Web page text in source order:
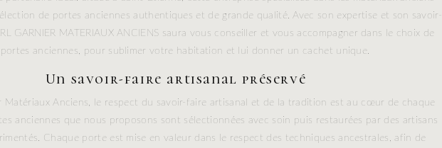
de portes anciennes authentiques et de grande qualité. Avec son expertise et son savoir-
GARNIER MATERIAUX ANCIENS saura vous conseiller et vous accompagner dans le choix de
anciennes, pour sublimer votre habitation et lui donner un cachet unique.
Un savoir-faire artisanal préservé
Matériaux Anciens, le respect du savoir-faire artisanal et de la tradition est au cœur de chaque
anciennes que nous proposons sont sélectionnées avec soin puis restaurées par des artisans
Chaque porte est mise en valeur dans le respect des techniques ancestrales, afin de